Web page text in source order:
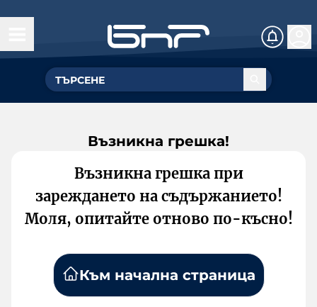
Възникна грешка!
Възникна грешка при
зареждането на съдържанието!
Моля, опитайте отново по-късно!
Към начална страница